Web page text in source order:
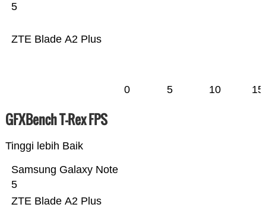
ZTE Blade A2 Plus
5
0 5 10 15
GFXBench T-Rex FPS
Tinggi lebih Baik
ZTE Blade A2 Plus
Samsung Galaxy Note
5